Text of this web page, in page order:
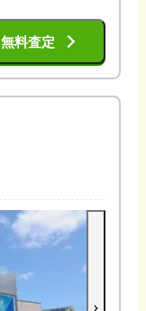
無料査定